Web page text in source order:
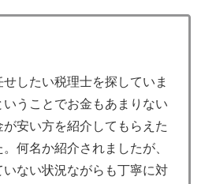
したい税理士を探していま
いうことでお金もあまりない
安い方を紹介してもらえた
何名か紹介されましたが、
ない状況ながらも丁寧に対